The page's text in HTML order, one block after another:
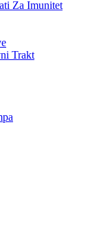
Za Imunitet
Trakt